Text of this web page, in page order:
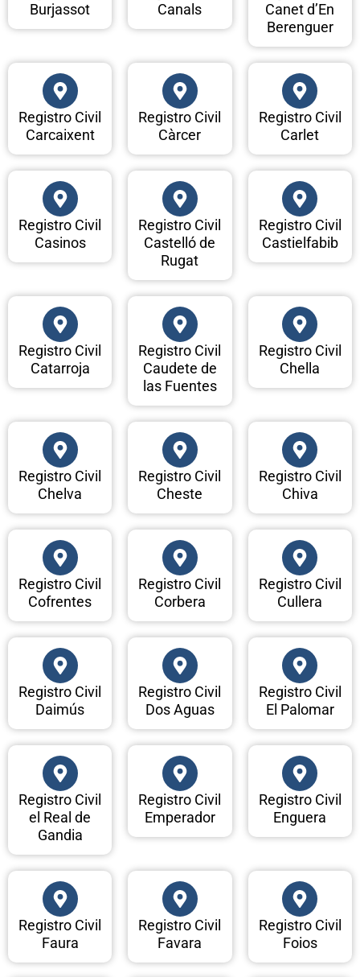
Burjassot
Canals
Canet d’En
Berenguer
Registro Civil
Carcaixent
Registro Civil
Càrcer
Registro Civil
Carlet
Registro Civil
Casinos
Registro Civil
Castelló de
Rugat
Registro Civil
Castielfabib
Registro Civil
Catarroja
Registro Civil
Caudete de
las Fuentes
Registro Civil
Chella
Registro Civil
Chelva
Registro Civil
Cheste
Registro Civil
Chiva
Registro Civil
Cofrentes
Registro Civil
Corbera
Registro Civil
Cullera
Registro Civil
Daimús
Registro Civil
Dos Aguas
Registro Civil
El Palomar
Registro Civil
el Real de
Gandia
Registro Civil
Emperador
Registro Civil
Enguera
Registro Civil
Faura
Registro Civil
Favara
Registro Civil
Foios